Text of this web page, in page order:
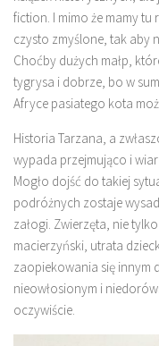
fiction. I mimo że mamy
czysto zmyślone, tak aby
Choćby dużych małp,
tygrysa i dobrze, bo w
Afryce pasiatego kota
Historia Tarzana, a
wypada przejmująco i
Mogło dojść do takiej
podróżnych zostaje
załogi. Zwierzęta, nie
macierzyński, utrata
zaopiekowania się innym
nieowłosionym i
oczywiście.